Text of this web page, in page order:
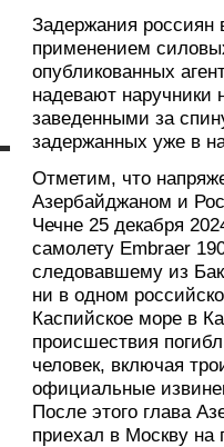
Задержания россиян
применением
опубликованных
надевают
заведенными за
задержанных уже в
Отметим, что
Азербайджаном и
Чечне 25 декабря
самолету Embraer
следовавшему из
ни в одном
Каспийское море в
происшествия
человек, включая
официальные
После этого глава
приехал в Москву на